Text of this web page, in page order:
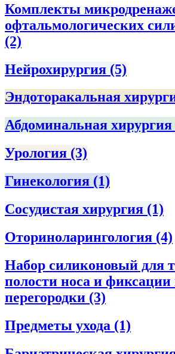
Комплекты
офтальмологических
(2)
Нейрохирургия (5)
Эндоторакальная
Абдоминальная хирургия
Урология (3)
Гинекология (1)
Сосудистая хирургия (1)
Оториноларингология (4)
Набор силиконовый для
полости носа и фиксации
перегородки (3)
Предметы ухода (1)